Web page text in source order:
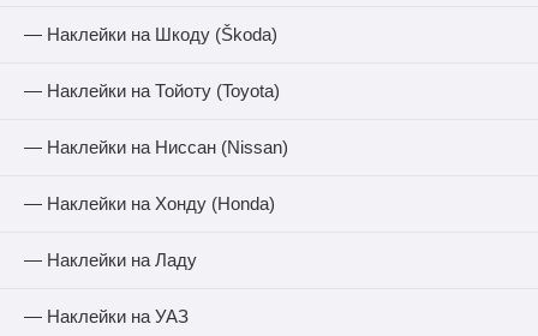
— Наклейки на Шкоду (Škoda)
— Наклейки на Тойоту (Toyota)
— Наклейки на Ниссан (Nissan)
— Наклейки на Хонду (Honda)
— Наклейки на Ладу
— Наклейки на УАЗ